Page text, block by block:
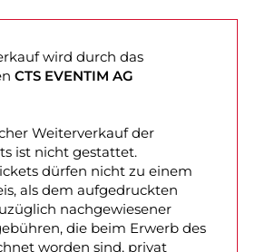
wird durch das
CTS EVENTIM AG
Weiterverkauf der
ist nicht gestattet.
dürfen nicht zu einem
als dem aufgedruckten
nachgewiesener
die beim Erwerb des
worden sind, privat